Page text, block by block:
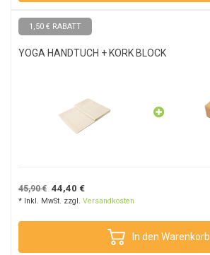
1,50 € RABATT
YOGA HANDTUCH + KORK BLOCK
45,90 € 44,40 €
* Inkl. MwSt. zzgl. Versandkosten
In den Warenkorb